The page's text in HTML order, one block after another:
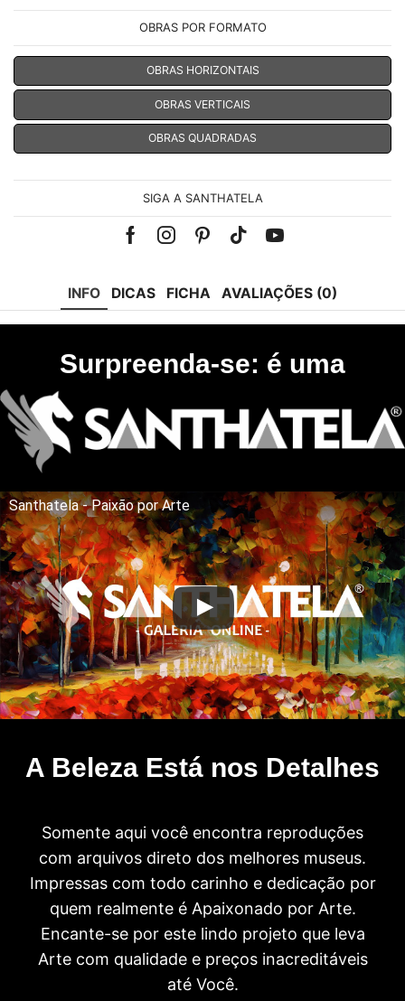
OBRAS POR FORMATO
OBRAS HORIZONTAIS
OBRAS VERTICAIS
OBRAS QUADRADAS
SIGA A SANTHATELA
FacebookInstagramPinterest
Tik-Youtube
INFO DICAS FICHA AVALIAÇÕES (0)
Surpreenda-se: é uma
Santhatela - Paixão por Arte
A Beleza Está nos Detalhes
Somente aqui você encontra reproduções
com arquivos direto dos melhores museus.
Impressas com todo carinho e dedicação por
quem realmente é Apaixonado por Arte.
Encante-se por este lindo projeto que leva
Arte com qualidade e preços inacreditáveis
até Você.